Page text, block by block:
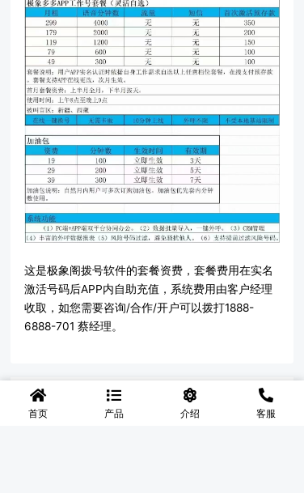
这是极象阁拨号软件的套餐资费，套餐费用在实名
激活号码后APP内自助充值，系统费用由客户经理
收取，如您需要咨询/合作/开户可以拨打1888-
6888-701 蔡经理。
上一篇：包头极象阁电销系统
下一篇：包头极象阁外呼APP
首页 产品 介绍 客服